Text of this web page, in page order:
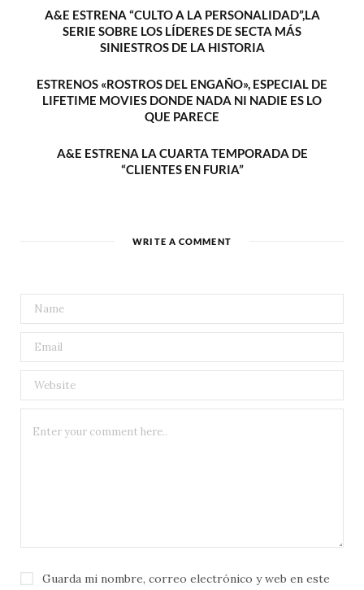
A&E ESTRENA “CULTO A LA PERSONALIDAD”,LA
SERIE SOBRE LOS LÍDERES DE SECTA MÁS
SINIESTROS DE LA HISTORIA
ESTRENOS «ROSTROS DEL ENGAÑO», ESPECIAL DE
LIFETIME MOVIES DONDE NADA NI NADIE ES LO
QUE PARECE
A&E ESTRENA LA CUARTA TEMPORADA DE
“CLIENTES EN FURIA”
WRITE A COMMENT
Guarda mi nombre, correo electrónico y web en este